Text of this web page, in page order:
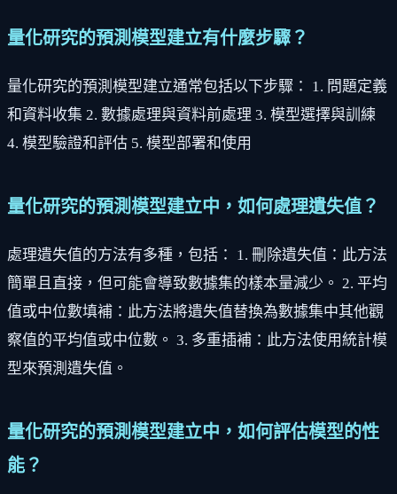
量化研究的預測模型建立有什麼步驟？
量化研究的預測模型建立通常包括以下步驟： 1. 問題定義
和資料收集 2. 數據處理與資料前處理 3. 模型選擇與訓練
4. 模型驗證和評估 5. 模型部署和使用
量化研究的預測模型建立中，如何處理遺失值？
處理遺失值的方法有多種，包括： 1. 刪除遺失值：此方法
簡單且直接，但可能會導致數據集的樣本量減少。 2. 平均
值或中位數填補：此方法將遺失值替換為數據集中其他觀
察值的平均值或中位數。 3. 多重插補：此方法使用統計模
型來預測遺失值。
量化研究的預測模型建立中，如何評估模型的性
能？